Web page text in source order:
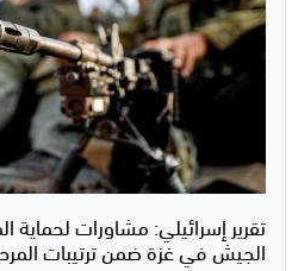
تقرير إسرائيلي: مشاورات لحماية
الجيش في غزة ضمن ترتيبات